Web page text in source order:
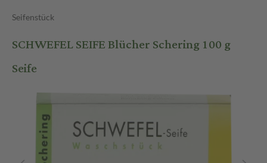
Seifenstück
SCHWEFEL SEIFE Blücher Schering 100 g
Seife